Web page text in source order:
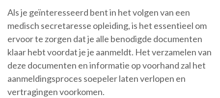
Als je geïnteresseerd bent in het volgen van een
medisch secretaresse opleiding, is het essentieel om
ervoor te zorgen dat je alle benodigde documenten
klaar hebt voordat je je aanmeldt. Het verzamelen van
deze documenten en informatie op voorhand zal het
aanmeldingsproces soepeler laten verlopen en
vertragingen voorkomen.